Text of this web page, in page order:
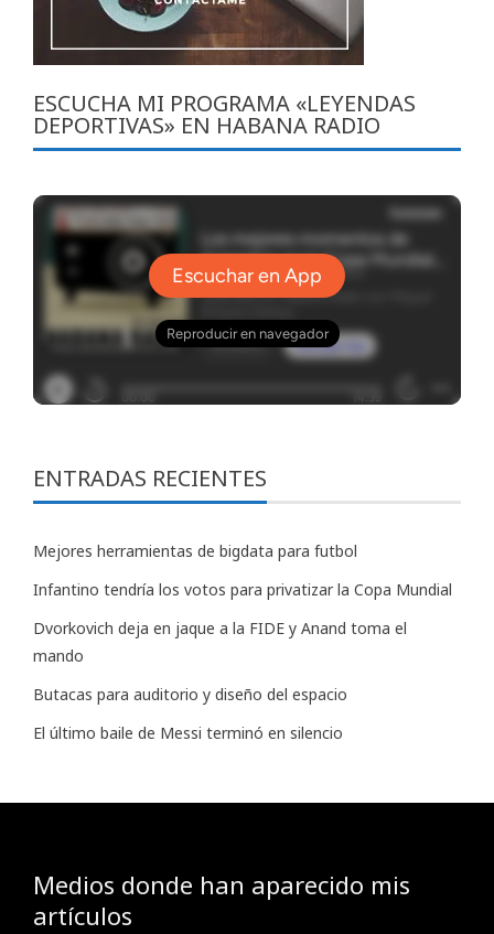
ESCUCHA MI PROGRAMA «LEYENDAS
DEPORTIVAS» EN HABANA RADIO
ENTRADAS RECIENTES
Mejores herramientas de bigdata para futbol
Infantino tendría los votos para privatizar la Copa Mundial
Dvorkovich deja en jaque a la FIDE y Anand toma el
mando
Butacas para auditorio y diseño del espacio
El último baile de Messi terminó en silencio
Medios donde han aparecido mis
artículos